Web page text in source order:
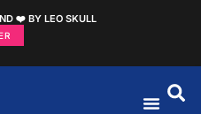
❤️ BY LEO SKULL